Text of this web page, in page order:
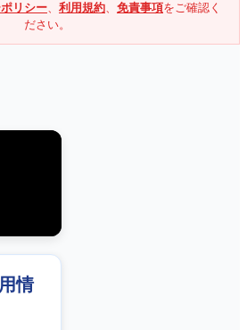
リシー、 利用規約、 免責事項をご確認く
ださい。
情